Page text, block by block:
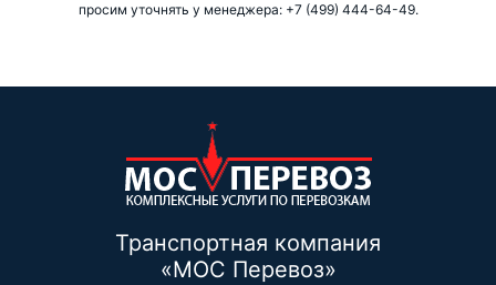
просим уточнять у менеджера: +7 (499) 444-64-49.
Транспортная компания
«МОС Перевоз»